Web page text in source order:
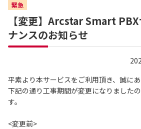
緊急
【変更】Arcstar Smart
ナンスのお知らせ
平素より本サービスをご利用頂き、誠にあ
下記の通り工事期間が変更になりました
す。
<変更前>